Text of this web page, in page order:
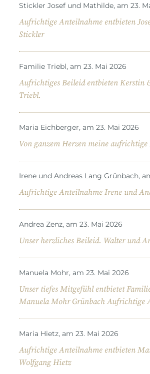
Stickler Josef und Mathilde, am 23.
Aufrichtige Anteilnahme entbieten
Stickler
Familie Triebl, am 23. Mai 2026
Aufrichtiges Beileid entbieten Kerstin
Triebl.
Maria Eichberger, am 23. Mai 2026
Von ganzem Herzen meine
Irene und Andreas Lang Grünbach,
Aufrichtige Anteilnahme Irene und
Andrea Zenz, am 23. Mai 2026
Unser herzliches Beileid. Walter und
Manuela Mohr, am 23. Mai 2026
Unser tiefes Mitgefühl entbietet
Manuela Mohr Grünbach Aufrichtige
Maria Hietz, am 23. Mai 2026
Aufrichtige Anteilnahme entbieten
Wolfgang Hietz